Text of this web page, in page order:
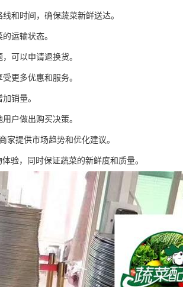
和时间，确保蔬菜新鲜送达。
运输状态。
可以申请退换货。
更多优惠和服务。
销量。
户做出购买决策。
家提供市场趋势和优化建议。
验，同时保证蔬菜的新鲜度和质量。